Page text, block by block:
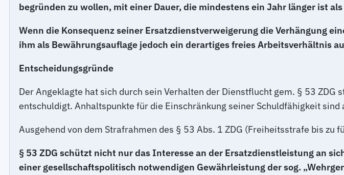
begründen zu wollen, mit einer Dauer, die mindestens ein Jahr länger ist
Wenn die Konsequenz seiner Ersatzdienstverweigerung die Verhängung
ihm als Bewährungsauflage jedoch ein derartiges freies Arbeitsverhältnis
Entscheidungsgründe
Der Angeklagte hat sich durch sein Verhalten der Dienstflucht gem. § 53
entschuldigt. Anhaltspunkte für die Einschränkung seiner Schuldfähigkeit
Ausgehend von dem Strafrahmen des § 53 Abs. 1 ZDG (Freiheitsstrafe bis zu
§ 53 ZDG schützt nicht nur das Interesse an der Ersatzdienstleistung an
einer gesellschaftspolitisch notwendigen Gewährleistung der sog.